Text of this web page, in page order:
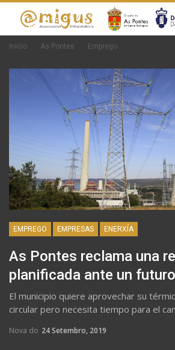
Inicio As Pontes Emprego
EMPREGO EMPRESAS ENERXÍA
As Pontes reclama una
planificada ante un
El municipio quiere aprovechar su
circular pero necesita tiempo para el
Nova do 24 Setembro, 2019